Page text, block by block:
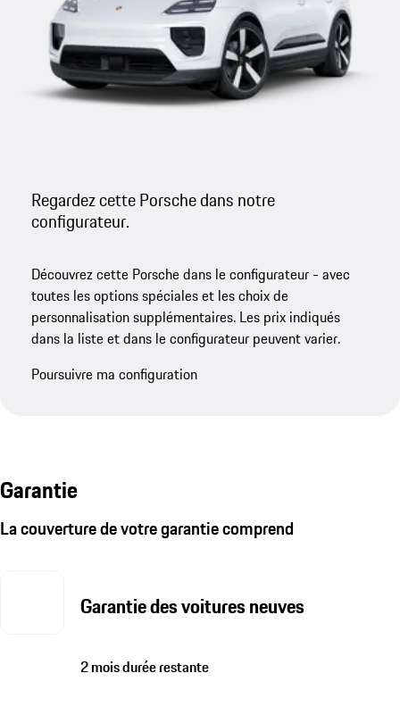
Regardez cette Porsche dans notre
configurateur.
Découvrez cette Porsche dans le configurateur - avec
toutes les options spéciales et les choix de
personnalisation supplémentaires. Les prix indiqués
dans la liste et dans le configurateur peuvent varier.
Poursuivre ma configuration
Garantie
La couverture de votre garantie comprend
Garantie des voitures neuves
2 mois durée restante